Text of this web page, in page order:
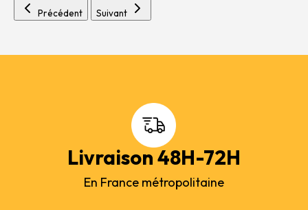
Précédent Suivant
Livraison 48H-72H
En France métropolitaine